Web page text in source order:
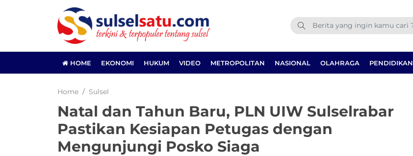
HOME EKONOMI HUKUM VIDEO METROPOLITAN NASIONAL OLAHRAGA PENDIDIKAN
Home Sulsel
Natal dan Tahun Baru, PLN UIW Sulselrabar
Pastikan Kesiapan Petugas dengan
Mengunjungi Posko Siaga